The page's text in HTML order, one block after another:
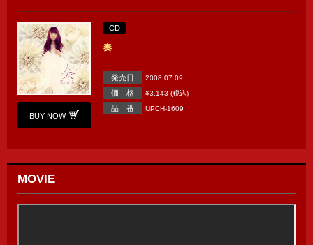
BUY NOW
CD
奏
発売日 2008.07.09
価 格 ¥3,143 (税込)
品 番 UPCH-1609
MOVIE